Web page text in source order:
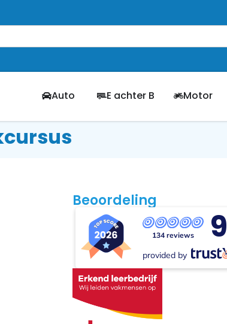
Auto E achter B Motor
Beoordeling
134 reviews 9
provided by